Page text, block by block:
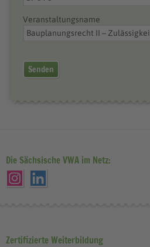
Veranstaltungsname
Senden
Die Sächsische VWA im Netz:
Zertifizierte Weiterbildung